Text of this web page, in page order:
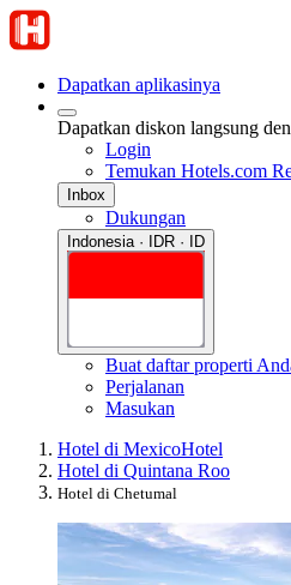
Dapatkan aplikasinya
Dapatkan diskon langsung
Login
Temukan Hotels.com
Inbox
Dukungan
Indonesia · IDR · ID
Buat daftar properti
Perjalanan
Masukan
Hotel di MexicoHotel
Hotel di Quintana Roo
Hotel di Chetumal